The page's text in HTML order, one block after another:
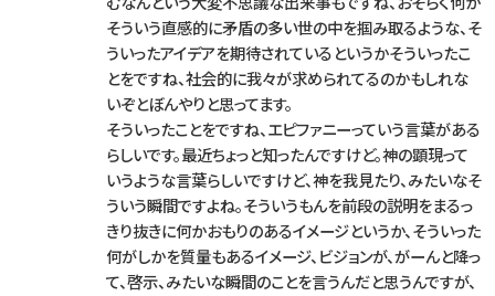
そういう直感的に矛盾の多い世の中を掴み取るような、そ
ういったアイデアを期待されているというかそういったこ
とをですね、社会的に我々が求められてるのかもしれな
いぞとぼんやりと思ってます。
そういったことをですね、エピファニーっていう言葉がある
らしいです。最近ちょっと知ったんですけど。神の顕現って
いうような言葉らしいですけど、神を我見たり、みたいなそ
ういう瞬間ですよね。そういうもんを前段の説明をまるっ
きり抜きに何かおもりのあるイメージというか、そういった
何がしかを質量もあるイメージ、ビジョンが、がーんと降っ
て、啓示、みたいな瞬間のことを言うんだと思うんですが、